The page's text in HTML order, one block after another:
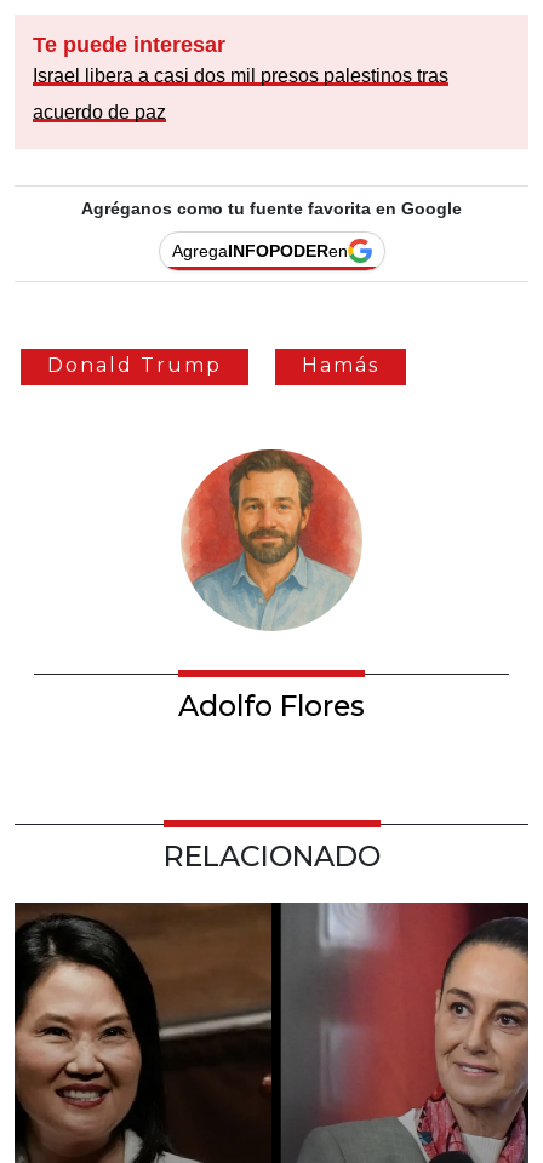
Te puede interesar
Israel libera a casi dos mil presos palestinos tras
acuerdo de paz
Agréganos como tu fuente favorita en Google
AgregaINFOPODERen
Donald Trump Hamás
Adolfo Flores
RELACIONADO